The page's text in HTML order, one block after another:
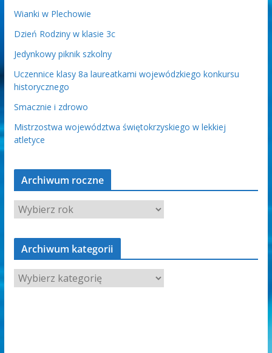
Wianki w Plechowie
Dzień Rodziny w klasie 3c
Jedynkowy piknik szkolny
Uczennice klasy 8a laureatkami wojewódzkiego konkursu
historycznego
Smacznie i zdrowo
Mistrzostwa województwa świętokrzyskiego w lekkiej
atletyce
Archiwum roczne
Archiwum kategorii
A
r